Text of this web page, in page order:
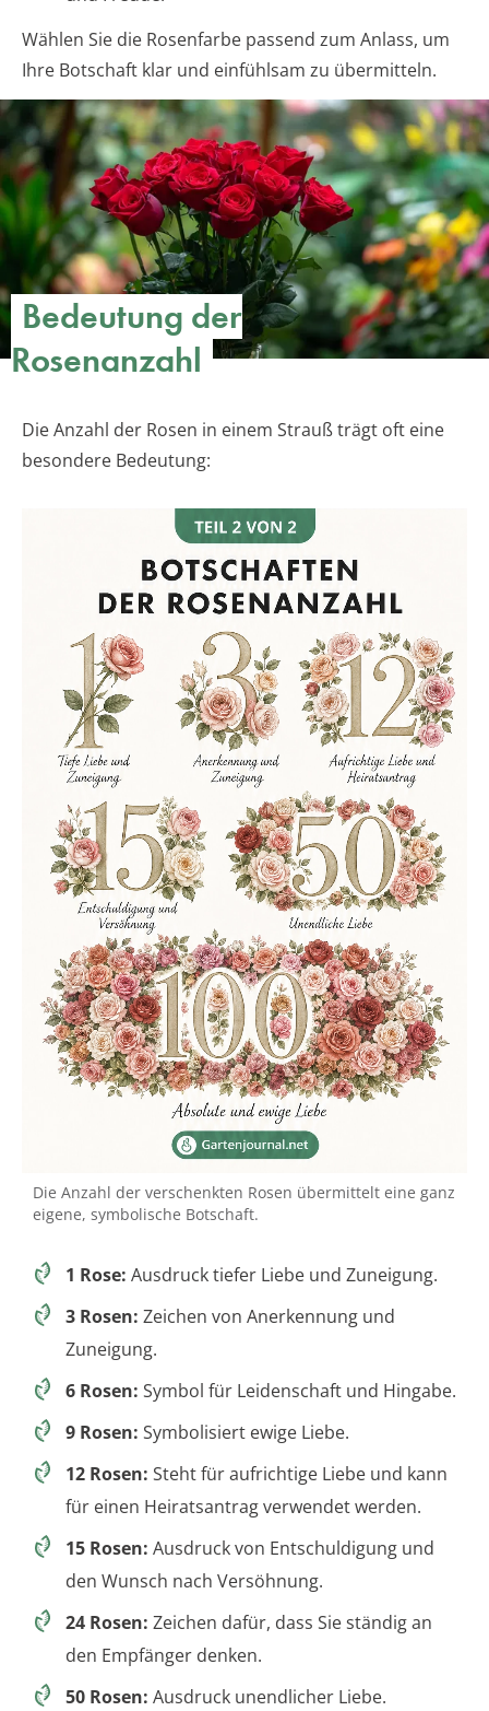
Wählen Sie die Rosenfarbe passend zum Anlass, um
Ihre Botschaft klar und einfühlsam zu übermitteln.
Bedeutung der
Rosenanzahl
Die Anzahl der Rosen in einem Strauß trägt oft eine
besondere Bedeutung:
Die Anzahl der verschenkten Rosen übermittelt eine ganz
eigene, symbolische Botschaft.
1 Rose: Ausdruck tiefer Liebe und Zuneigung.
3 Rosen: Zeichen von Anerkennung und
Zuneigung.
6 Rosen: Symbol für Leidenschaft und Hingabe.
9 Rosen: Symbolisiert ewige Liebe.
12 Rosen: Steht für aufrichtige Liebe und kann
für einen Heiratsantrag verwendet werden.
15 Rosen: Ausdruck von Entschuldigung und
den Wunsch nach Versöhnung.
24 Rosen: Zeichen dafür, dass Sie ständig an
den Empfänger denken.
50 Rosen: Ausdruck unendlicher Liebe.